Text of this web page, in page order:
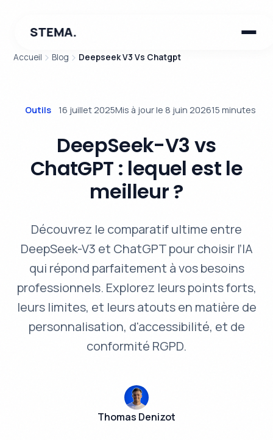
STEMA.
Accueil Blog Deepseek V3 Vs Chatgpt
Outils 16 juillet 2025Mis à jour le 8 juin 202615 minutes
DeepSeek-V3 vs
ChatGPT : lequel est le
meilleur ?
Découvrez le comparatif ultime entre
DeepSeek-V3 et ChatGPT pour choisir l’IA
qui répond parfaitement à vos besoins
professionnels. Explorez leurs points forts,
leurs limites, et leurs atouts en matière de
personnalisation, d'accessibilité, et de
conformité RGPD.
Thomas Denizot